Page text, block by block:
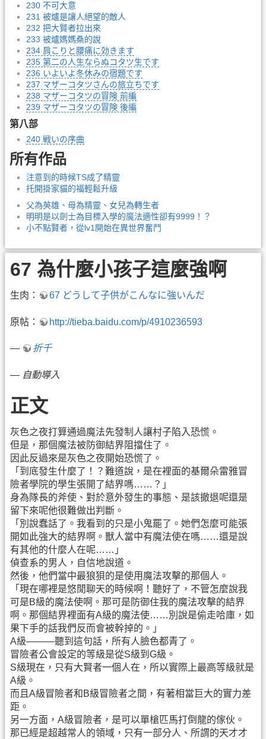
230 不可大意
231 被爐是讓人絕望的敵人
232 把大賢者拉出來
233 被爐媽媽桑的說
234 肩こりと腰痛に効きます
235 第二の人生ならぬコタツ生です
236 いよいよ冬休みの宿題です
237 マザーコタツさんの旅立ちです
238 マザーコタツの冒険 前編
239 マザーコタツの冒険 後編
第八部
240 戦いの序曲
所有作品
注意到的時候TS成了精靈
托開掛家貓的福輕鬆升級
父為英雄、母為精靈、女兒為轉生者
明明是以劍士為目標入學的魔法適性卻有9999！？
小不點賢者，從lv1開始在異世界奮鬥
67 為什麼小孩子這麼強啊
生肉： 67 どうして子供がこんなに強いんだ
原帖： http://tieba.baidu.com/p/4910236593
— 折千
— 自動導入
正文
灰色之夜打算通過魔法先發制人讓村子陷入恐慌。
但是，那個魔法被防御結界阻擋住了。
因此反過來是灰色之夜開始恐慌了。
「到底發生什麼了！？難道說，是在裡面的基爾朵雷雅冒
險者學院的學生張開了結界嗎……？」
身為隊長的斧使、對於意外發生的事態、是該撤退呢還是
留下來呢他很難做出判斷。
「別說蠢話了。我看到的只是小鬼罷了。她們怎麼可能張
開如此強大的結界啊。獸人當中有魔法使在嗎……還是說
有其他的什麼人在呢……」
偵查系的男人，自信地說道。
然後，他們當中最狼狽的是使用魔法攻擊的那個人。
「現在哪裡是悠閒聊天的時候啊！聽好了，不管怎麼說我
可是B級的魔法使啊。那可是防御住我的魔法攻擊的結界
啊。那個結界裡面有A級的魔法使……別說是偷走哈庫，如
果下手的話我們反而會被幹掉的。」
A級———聽到這句話，所有人臉色都青了。
冒險者公會設定的等級是從S級到G級。
S級現在，只有大賢者一個人在，所以實際上最高等級就是
A級。
而且A級冒險者和B級冒險者之間，有著相當巨大的實力差
距。
另一方面，A級冒險者，是可以單槍匹馬打倒龍的傢伙。
那已經是超越常人的領域，只有一部分人、所謂的天才才